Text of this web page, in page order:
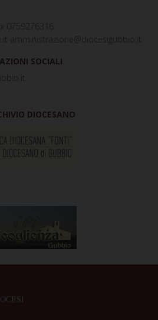
0759276316
amministrazione@diocesigubbio.it
SOCIALI
DIOCESANO